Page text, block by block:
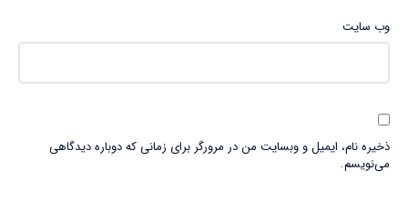
وب‌ سایت
ذخیره نام، ایمیل و وبسایت من در مرورگر برای زمانی که دوباره دیدگاهی
می‌نویسم.